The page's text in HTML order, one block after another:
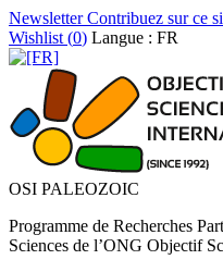
NewsletterContribuez sur ce
Wishlist (0) Langue : FR
OSI PALEOZOIC
Programme de Recherches
Sciences de l’ONG Objectif